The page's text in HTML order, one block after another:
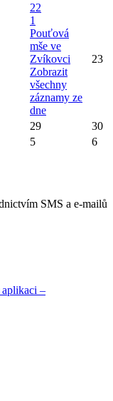
22
1
Pouťová
mše ve
Zvíkovci
Zobrazit
všechny
záznamy ze
dne
23
29
30
5 6
SMS a e-mailů
–